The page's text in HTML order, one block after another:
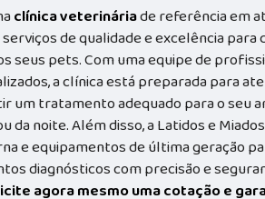
clínica veterináriade referência em
de qualidade e excelência para
seus pets. Com uma equipe de
a clínica está preparada para
um tratamento adequado para o seu
da noite. Além disso, a Latidos e
e equipamentos de última geração
diagnósticos com precisão e
agora mesmo uma cotação e